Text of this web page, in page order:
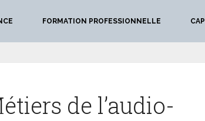
FORMATION PROFESSIONNELLE CAP
de l’audio-